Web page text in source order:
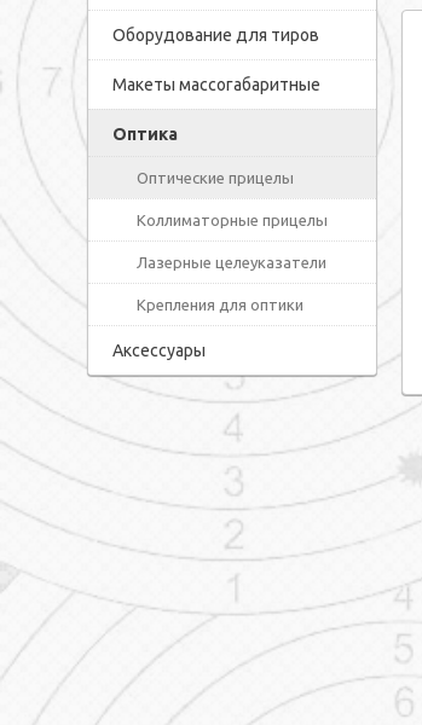
Оборудование для тиров
Макеты массогабаритные
Оптика
Оптические прицелы
Коллиматорные прицелы
Лазерные целеуказатели
Крепления для оптики
Аксессуары